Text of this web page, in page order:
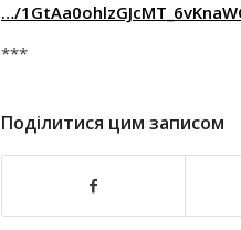
…/
***
Поділитися цим записом